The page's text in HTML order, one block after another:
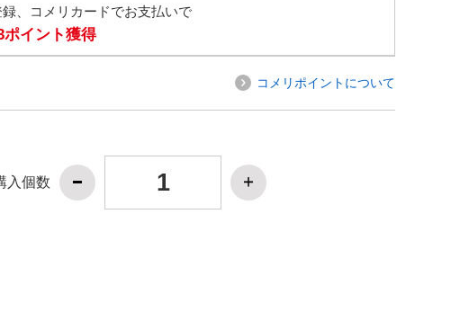
、コメリカードでお支払いで
ポイント獲得
コメリポイントについて
入個数